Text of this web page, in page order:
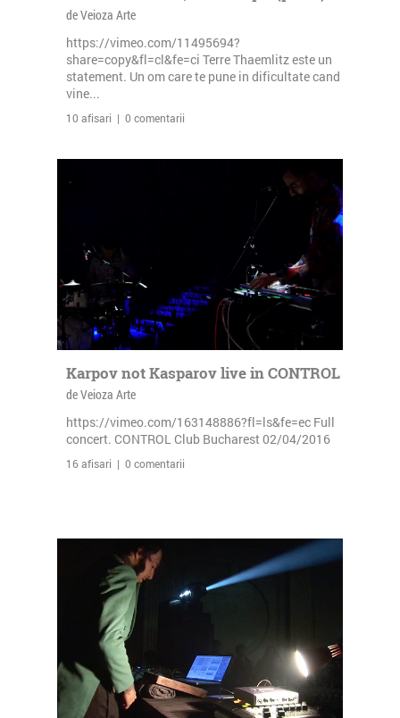
de Veioza Arte
https://vimeo.com/11495694?
share=copy&fl=cl&fe=ci Terre Thaemlitz este un
statement. Un om care te pune in dificultate cand
vine...
10 afisari | 0 comentarii
Karpov not Kasparov live in CONTROL
de Veioza Arte
https://vimeo.com/163148886?fl=ls&fe=ec Full
concert. CONTROL Club Bucharest 02/04/2016
16 afisari | 0 comentarii